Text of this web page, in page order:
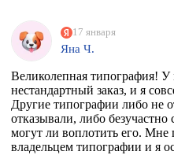
17 января
Яна Ч.
Великолепная типография!
нестандартный заказ, и я
Другие типографии либо не
отказывали, либо
могут ли воплотить его. Мне
владельцем типографии и я